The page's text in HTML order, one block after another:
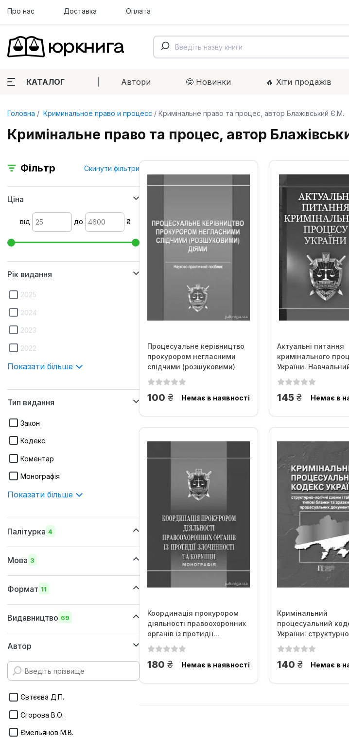
Про нас Доставка Оплата
КАТАЛОГ Автори 🤩 Новинки 🔥 Xіти продажів
Головна Криминальное право и процесс Кримінальне право та процес, автор Блажівський Є.М.
Кримінальне право та процес, автор
Фільтр Скинути фільтри
Ціна
від до ₴
Рік видання
2025
2024
2023
2022
Показати більше
Тип видання
Закон
Кодекс
Коментар
Монографія
Показати більше
Палітурка 4
шкіряна
суперобкладинка
тверда
Мова 3
українська
англійська
Формат 11
170х260 мм
170х240 мм
Показати більше
Видавництво 69
Infotropic Media
Автор
Євтєєва Д.П.
Єгорова В.О.
Ємельянов М.В.
Процесуальне керівництво
прокурором негласними
слідчими (розшуковими)
діями
100 грн.Немає в наявності
Актуальні питання
кримінального
України.
посібник...
145 грн.Немає в
Координація прокурором
діяльності правоохоронних
органів із протидії...
180 грн.Немає в наявності
Кримінальний
процесуальний
України:
схеми і...
140 грн.Немає в